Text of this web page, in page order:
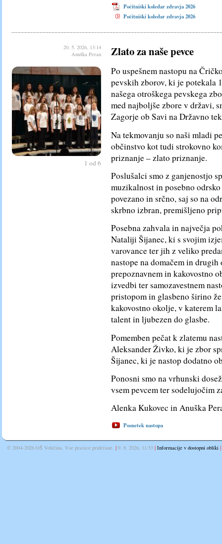
Počitniški koledar zdravja 2026
Počitniški koledar zdravja 2026
20. 5. 2026, 13:14
Anuška Peran
1 od 6
Zlato za naše pevce
Po uspešnem nastopu na
pevskih zborov, ki je potekala
našega otroškega pevskega
med najboljše zbore v državi,
Zagorje ob Savi na Državno
Na tekmovanju so naši mladi
občinstvo kot tudi strokovno
priznanje – zlato priznanje.
Poslušalci smo z ganjenostjo
muzikalnost in posebno
povezano in srčno, saj so na
skrbno izbran, premišljeno
Posebna zahvala in največja
Nataliji Šijanec, ki s svojim
varovance ter jih z veliko
nastope na domačem in
prepoznavnem in kakovostno
izvedbi ter samozavestnem
pristopom in glasbeno širino
kakovostno okolje, v katerem
talent in ljubezen do glasbe.
Pomemben pečat k zlatemu
Aleksander Živko, ki je zbor
Šijanec, ki je nastop dodatno
Ponosni smo na vrhunski
vsem pevcem ter sodelujočim
Alenka Kukovec in Anuška
Posnetek nastopa
© 2004-2026 OŠ Voličina. Vse pravice pridržane. |9. 8. 2026, 11:53 | Informacije v dostopni obliki |